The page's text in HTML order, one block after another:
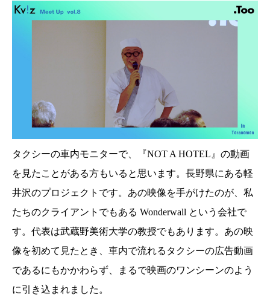
タクシーの車内モニターで、『NOT A HOTEL』の動画
を見たことがある方もいると思います。長野県にある軽
井沢のプロジェクトです。あの映像を手がけたのが、私
たちのクライアントでもある Wonderwall という会社で
す。代表は武蔵野美術大学の教授でもあります。あの映
像を初めて見たとき、車内で流れるタクシーの広告動画
であるにもかかわらず、まるで映画のワンシーンのよう
に引き込まれました。